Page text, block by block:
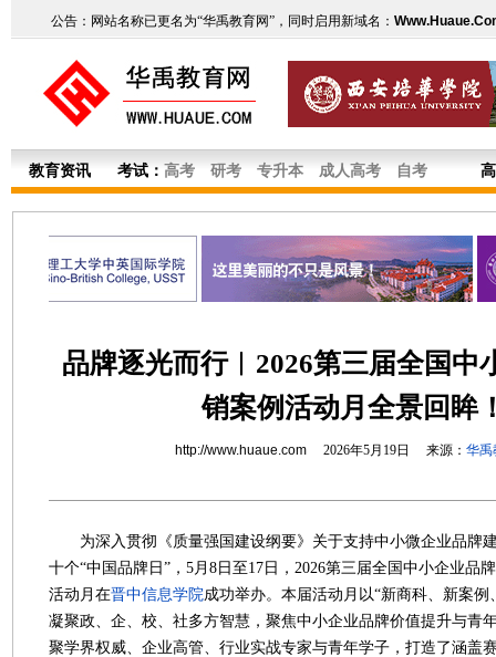
公告：网站名称已更名为“华禹教育网”，同时启用新域名：
教育资讯 考试： 高考 研考 专升本 成人高考 自考
品牌逐光而行︱2026第三届全国中
销案例活动月全景回眸
http://www.huaue.com2026年5月19日 来源： 华禹
为深入贯彻《质量强国建设纲要》关于支持中小微企业品牌
十个“中国品牌日”，5月8日至17日，2026第三届全国中小企业品
活动月在晋中信息学院成功举办。本届活动月以“新商科、新案例
凝聚政、企、校、社多方智慧，聚焦中小企业品牌价值提升与青
聚学界权威、企业高管、行业实战专家与青年学子，打造了涵盖